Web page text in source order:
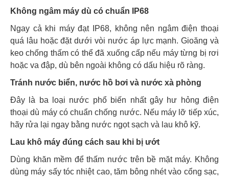
Không ngâm máy dù có chuẩn IP68
Ngay cả khi máy đạt IP68, không nên ngâm điện thoại
quá lâu hoặc đặt dưới vòi nước áp lực mạnh. Gioăng và
keo chống thấm có thể đã xuống cấp nếu máy từng bị rơi
hoặc va đập, dù bên ngoài không có dấu hiệu rõ ràng.
Tránh nước biển, nước hồ bơi và nước xà phòng
Đây là ba loại nước phổ biến nhất gây hư hỏng điện
thoại dù máy có chuẩn chống nước. Nếu máy lỡ tiếp xúc,
hãy rửa lại ngay bằng nước ngọt sạch và lau khô kỹ.
Lau khô máy đúng cách sau khi bị ướt
Dùng khăn mềm để thấm nước trên bề mặt máy. Không
dùng máy sấy tóc nhiệt cao, tăm bông nhét vào cổng sạc,